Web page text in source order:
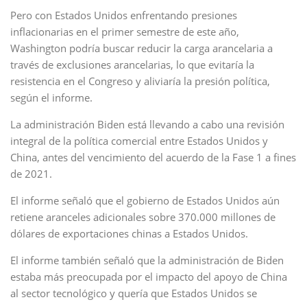
Pero con Estados Unidos enfrentando presiones
inflacionarias en el primer semestre de este año,
Washington podría buscar reducir la carga arancelaria a
través de exclusiones arancelarias, lo que evitaría la
resistencia en el Congreso y aliviaría la presión política,
según el informe.
La administración Biden está llevando a cabo una revisión
integral de la política comercial entre Estados Unidos y
China, antes del vencimiento del acuerdo de la Fase 1 a fines
de 2021.
El informe señaló que el gobierno de Estados Unidos aún
retiene aranceles adicionales sobre 370.000 millones de
dólares de exportaciones chinas a Estados Unidos.
El informe también señaló que la administración de Biden
estaba más preocupada por el impacto del apoyo de China
al sector tecnológico y quería que Estados Unidos se